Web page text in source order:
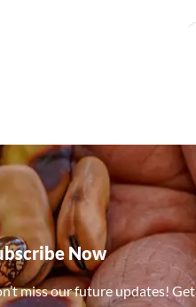
Now
miss our future updates! Get